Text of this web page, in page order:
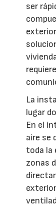
ser
La
lugar
En el
aire se
toda la
zonas